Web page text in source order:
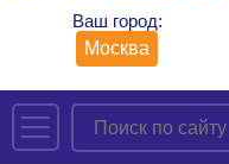
Ваш город:
Москва